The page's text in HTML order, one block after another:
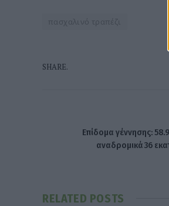
πασχαλινό τραπέζι
SHARE.
Επίδομα γέννησης:
αναδρομικά 36
RELATED POSTS